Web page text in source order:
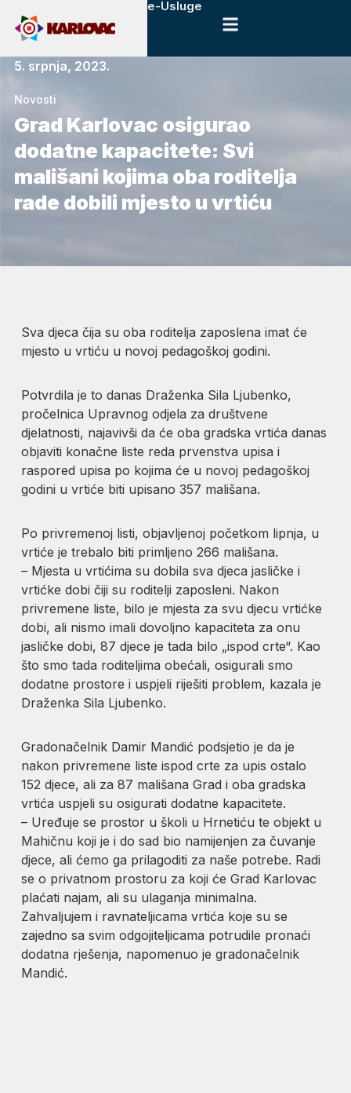
e-Usluge
5. srpnja, 2023.
Novosti
Grad Karlovac osigurao
dodatne kapacitete: Svi
mališani kojima oba roditelja
rade dobili mjesto u vrtiću
Sva djeca čija su oba roditelja zaposlena imat će
mjesto u vrtiću u novoj pedagoškoj godini.
Potvrdila je to danas Draženka Sila Ljubenko,
pročelnica Upravnog odjela za društvene
djelatnosti, najavivši da će oba gradska vrtića danas
objaviti konačne liste reda prvenstva upisa i
raspored upisa po kojima će u novoj pedagoškoj
godini u vrtiće biti upisano 357 mališana.
Po privremenoj listi, objavljenoj početkom lipnja, u
vrtiće je trebalo biti primljeno 266 mališana.
– Mjesta u vrtićima su dobila sva djeca jasličke i
vrtićke dobi čiji su roditelji zaposleni. Nakon
privremene liste, bilo je mjesta za svu djecu vrtićke
dobi, ali nismo imali dovoljno kapaciteta za onu
jasličke dobi, 87 djece je tada bilo „ispod crte“. Kao
što smo tada roditeljima obećali, osigurali smo
dodatne prostore i uspjeli riješiti problem, kazala je
Draženka Sila Ljubenko.
Gradonačelnik Damir Mandić podsjetio je da je
nakon privremene liste ispod crte za upis ostalo
152 djece, ali za 87 mališana Grad i oba gradska
vrtića uspjeli su osigurati dodatne kapacitete.
– Uređuje se prostor u školi u Hrnetiću te objekt u
Mahičnu koji je i do sad bio namijenjen za čuvanje
djece, ali ćemo ga prilagoditi za naše potrebe. Radi
se o privatnom prostoru za koji će Grad Karlovac
plaćati najam, ali su ulaganja minimalna.
Zahvaljujem i ravnateljicama vrtića koje su se
zajedno sa svim odgojiteljicama potrudile pronaći
dodatna rješenja, napomenuo je gradonačelnik
Mandić.